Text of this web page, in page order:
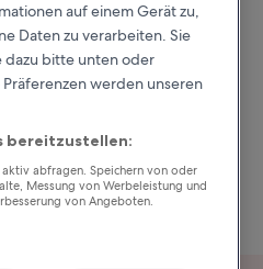
auf einem Gerät zu,
Daten zu verarbeiten. Sie
dazu bitte unten oder
werden unseren
bereitzustellen:
abfragen. Speichern von oder
Messung von Werbeleistung und
von Angeboten.